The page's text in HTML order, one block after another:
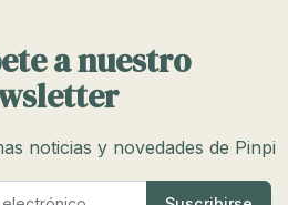
a nuestro
noticias y novedades de Pinpi